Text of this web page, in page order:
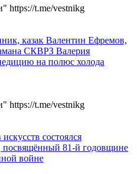
https://t.me/vestnikg
казак Валентин Ефремов,
СКВРЗ Валерия
на полюс холода
https://t.me/vestnikg
состоялся
посвящённый 81-й годовщине
войне